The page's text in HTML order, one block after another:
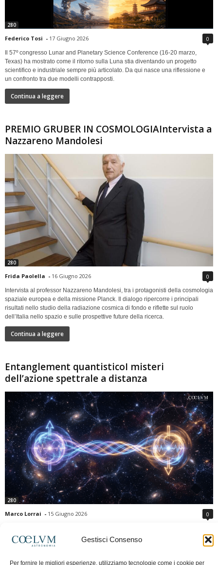
Gestisci Consenso
Per fornire le migliori esperienze, utilizziamo tecnologie come i cookie per
280
Federico Tosi - 17 Giugno 2026 0
Il 57º congresso Lunar and Planetary Science Conference (16-20 marzo,
Texas) ha mostrato come il ritorno sulla Luna stia diventando un progetto
scientifico e industriale sempre più articolato. Da qui nasce una riflessione e
un confronto tra due modelli contrapposti.
Continua a leggere
PREMIO GRUBER IN COSMOLOGIAIntervista a
Nazzareno Mandolesi
280
Frida Paolella - 16 Giugno 2026 0
Intervista al professor Nazzareno Mandolesi, tra i protagonisti della cosmologia
spaziale europea e della missione Planck. Il dialogo ripercorre i principali
risultati nello studio della radiazione cosmica di fondo e riflette sul ruolo
dell’Italia nello spazio e sulle prospettive future della ricerca.
Continua a leggere
Entanglement quantisticoI misteri
dell’azione spettrale a distanza
280
Marco Lorrai - 15 Giugno 2026 0
moderna: due particelle possono mostrare correlazioni che sembrano ignorare
la distanza che le separa. Gli esperimenti e i teoremi di Bell hanno escluso le
previsioni della meccanica quantistica. Nonostante ciò, l'entanglement non